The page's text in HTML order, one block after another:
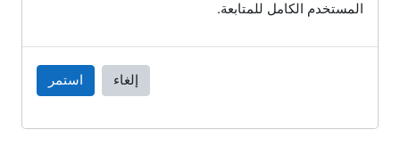
المستخدم الكامل للمتابعة.
إلغاء استمر